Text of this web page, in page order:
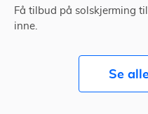
Få tilbud på solskjerming
inne.
Se